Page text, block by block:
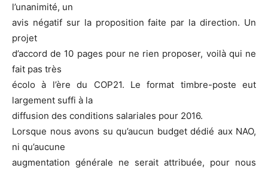
l’unanimité, un
avis négatif sur la proposition faite par la direction. Un
projet
d’accord de 10 pages pour ne rien proposer, voilà qui ne
fait pas très
écolo à l’ère du COP21. Le format timbre-poste eut
largement suffi à la
diffusion des conditions salariales pour 2016.
Lorsque nous avons su qu’aucun budget dédié aux NAO,
ni qu’aucune
augmentation générale ne serait attribuée, pour nous